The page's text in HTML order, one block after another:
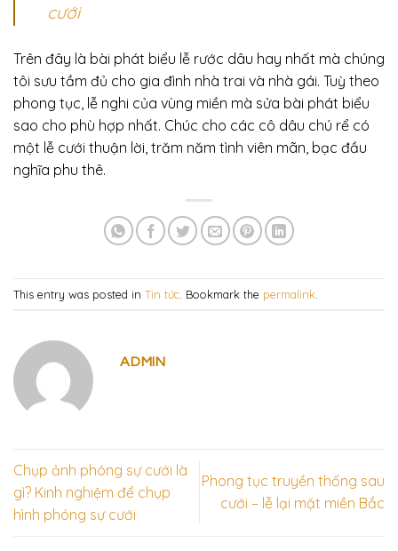
cưới
Trên đây là bài phát biểu lễ rước dâu hay nhất mà chúng
tôi sưu tầm đủ cho gia đình nhà trai và nhà gái. Tuỳ theo
phong tục, lễ nghi của vùng miền mà sửa bài phát biểu
sao cho phù hợp nhất. Chúc cho các cô dâu chú rể có
một lễ cưới thuận lời, trăm năm tình viên mãn, bạc đầu
nghĩa phu thê.
This entry was posted in Tin tức . Bookmark the permalink
ADMIN
Chụp ảnh phóng sự cưới là
gì? Kinh nghiệm để chụp
hình phóng sự cưới
Phong tục truyền thống sau
cưới – lễ lại mặt miền Bắc